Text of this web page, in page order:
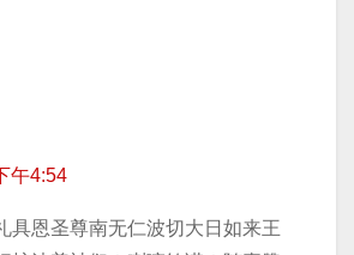
午4:54
具恩圣尊南无仁波切大日如来王